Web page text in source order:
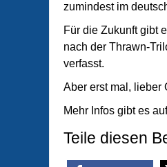
zumindest im
Für die Zukunft gibt
nach der Thrawn-
verfasst.
Aber erst mal, lieber
Mehr Infos gibt es
Teile diesen